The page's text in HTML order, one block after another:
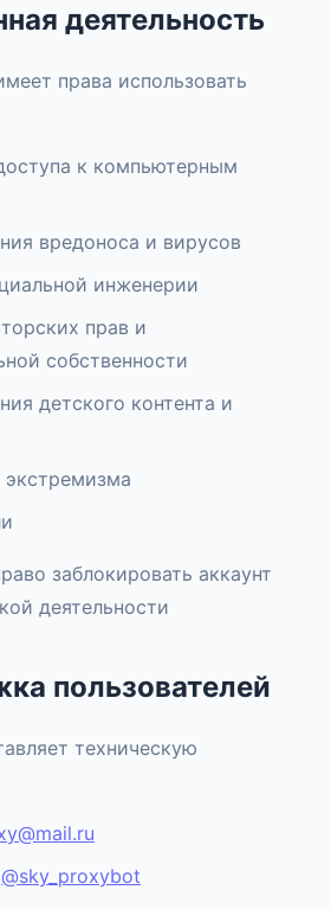
деятельность
права использовать
к компьютерным
вредоноса и вирусов
инженерии
прав и
собственности
детского контента и
заблокировать аккаунт
деятельности
пользователей
техническую
@sky_proxybot